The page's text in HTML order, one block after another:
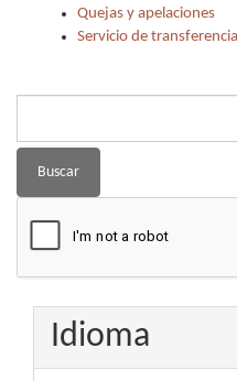
Quejas y apelaciones
Servicio de
Buscar
Idioma